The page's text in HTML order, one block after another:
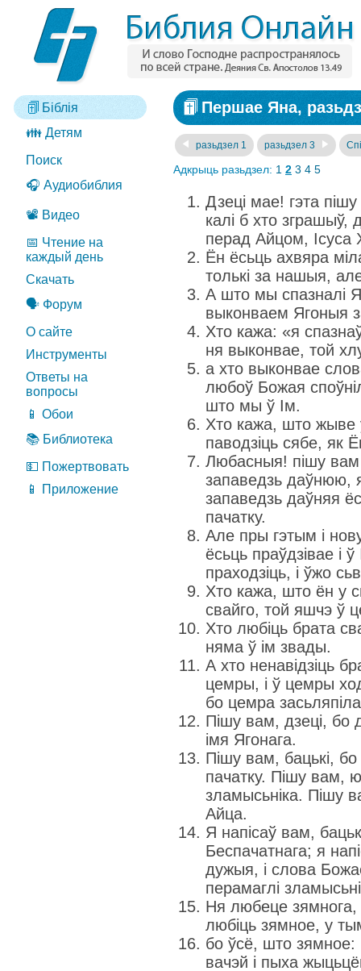
Біблія
👪 Детям
Поиск
🎧 Аудиобиблия
📽️ Видео
📅 Чтение на
каждый день
Скачать
🗣️ Форум
О сайте
Инструменты
Ответы на
вопросы
📱 Обои
📚 Библиотека
💵 Пожертвовать
📱 Приложение
Першае Яна,
разьдзел 1 разьдзел 3
Адкрыць разьдзел: 1 2 3 4 5
Дзеці мае! гэта
калі б хто зграшыў,
перад Айцом, Ісуса
Ён ёсьць ахвяра
толькі за нашыя,
А што мы спазналі
выконваем Ягоныя
Хто кажа: «я
ня выконвае, той
а хто выконвае
любоў Божая
што мы ў Ім.
Хто кажа, што жыве
паводзіць сябе, як
Любасныя! пішу
запаведзь даўнюю,
запаведзь даўняя
пачатку.
Але пры гэтым і
ёсьць праўдзівае і
праходзіць, і ўжо
Хто кажа, што ён у
свайго, той яшчэ ў
Хто любіць брата
няма ў ім звады.
А хто ненавідзіць
цемры, і ў цемры
бо цемра
Пішу вам, дзеці, бо
імя Ягонага.
Пішу вам, бацькі, бо
пачатку. Пішу вам,
зламысьніка. Пішу
Айца.
Я напісаў вам,
Беспачатнага; я
дужыя, і слова
перамаглі
Ня любеце зямнога,
любіць зямное, у
бо ўсё, што
вачэй і пыха